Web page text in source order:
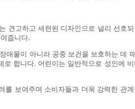
견고하고 세련된 디자인으로 널리 선호
줍니다.
애물이 아니라 공중 보건을 보호하는 데
합니다. 어린이는 일반적으로 성인에
보여주며 소비자들과 더욱 강력한 관